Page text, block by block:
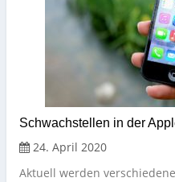
Schwachstellen in der
24. April 2020
Aktuell werden